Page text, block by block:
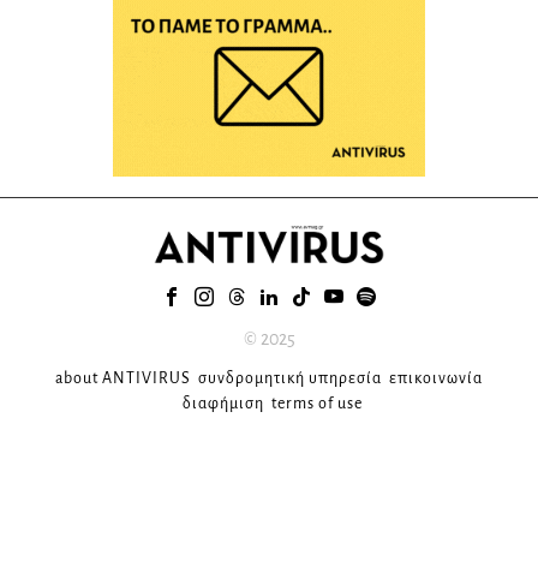
© 2025
about ANTIVIRUS συνδρομητική υπηρεσία επικοινωνία
διαφήμιση terms of use